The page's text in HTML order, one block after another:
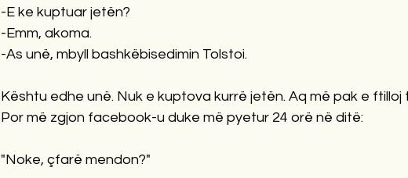
-E ke kuptuar jetën?
-Emm, akoma.
-As unë, mbyll bashkëbisedimin Tolstoi.
Kështu edhe unë. Nuk e kuptova kurrë jetën. Aq më pak e ftilloj
Por më zgjon facebook-u duke më pyetur 24 orë në ditë:
"Noke, çfarë mendon?"